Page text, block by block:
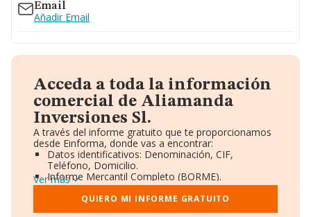
Email
Añadir Email
Acceda a toda la información
comercial de Aliamanda
Inversiones Sl.
A través del informe gratuito que te proporcionamos
desde Einforma, donde vas a encontrar:
Datos identificativos: Denominación, CIF,
Teléfono, Domicilio.
Informe Mercantil Completo (BORME).
Gráficos de Evolución Ventas y Empleados.
Consejo de Administración y Administradores.
Directivos y Ejecutivos.
Ver más
QUIERO MI INFORME GRATUITO